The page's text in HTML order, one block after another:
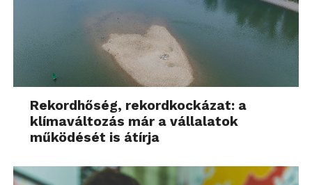
Rekordhőség, rekordkockázat: a
klímaváltozás már a vállalatok
működését is átírja